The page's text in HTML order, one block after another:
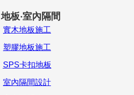
地板‧室內隔間
實木地板施工
塑膠地板施工
SPS卡扣地板
室內隔間設計